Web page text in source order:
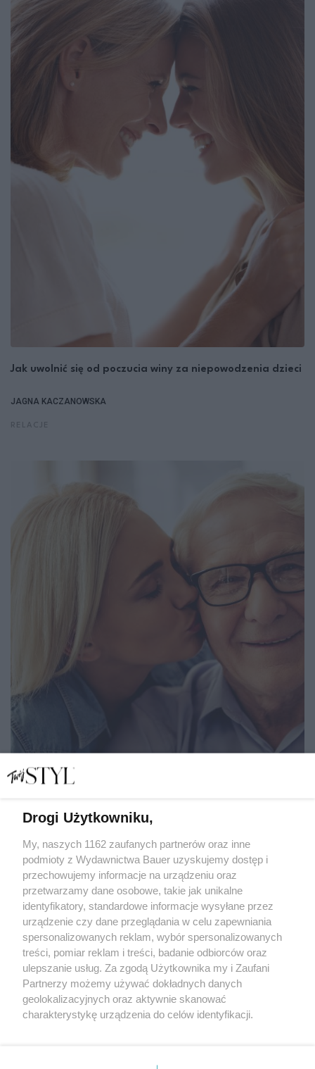
Jak uwolnić się od poczucia winy za niepowodzenia dzieci
JAGNA KACZANOWSKA
Oto 5 sposobów na zadbanie o jego samopoczucie
i zdrowie!
MEDYCYNA
POLITYKA PRYWATNOŚCI
Drogi Użytkowniku,
My, naszych 1162 zaufanych partnerów oraz inne
podmioty z Wydawnictwa Bauer uzyskujemy dostęp i
przechowujemy informacje na urządzeniu oraz
przetwarzamy dane osobowe, takie jak unikalne
identyfikatory, standardowe informacje wysyłane przez
urządzenie czy dane przeglądania w celu zapewniania
spersonalizowanych reklam, wybór spersonalizowanych
treści, pomiar reklam i treści, badanie odbiorców oraz
ulepszanie usług. Za zgodą Użytkownika my i Zaufani
Partnerzy możemy używać dokładnych danych
geolokalizacyjnych oraz aktywnie skanować
charakterystykę urządzenia do celów identyfikacji.